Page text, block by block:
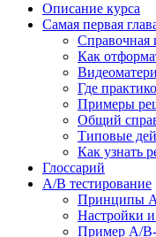
Описание курса
Самая первая
Справочная
Как
Где
Примеры
Общий
Типовые
Как узнать
Глоссарий
A/B тестирование
Принципы
Настройки и
Пример A/B-